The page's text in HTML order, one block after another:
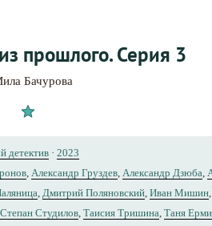
прошлого. Серия 3
Бачурова
детектив · 2023
, Александр Груздев, Александр Дзюба,
, Дмитрий Поляновский, Иван Мишин,
Степан Студилов, Таисия Тришина, Таня